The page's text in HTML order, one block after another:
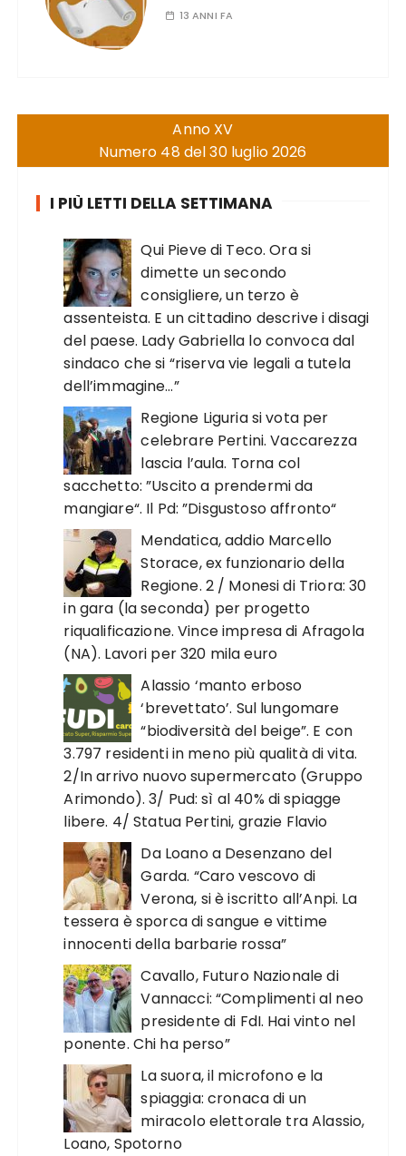
13 ANNI FA
Anno XV
Numero 48 del 30 luglio 2026
I PIÙ LETTI DELLA SETTIMANA
Qui Pieve di Teco. Ora si
dimette un secondo
consigliere, un terzo è
assenteista. E un cittadino descrive i disagi
del paese. Lady Gabriella lo convoca dal
sindaco che si “riserva vie legali a tutela
dell’immagine…”
Regione Liguria si vota per
celebrare Pertini. Vaccarezza
lascia l’aula. Torna col
sacchetto: ”Uscito a prendermi da
mangiare“. Il Pd: ”Disgustoso affronto“
Mendatica, addio Marcello
Storace, ex funzionario della
Regione. 2 / Monesi di Triora: 30
in gara (la seconda) per progetto
riqualificazione. Vince impresa di Afragola
(NA). Lavori per 320 mila euro
Alassio ‘manto erboso
‘brevettato’. Sul lungomare
“biodiversità del beige”. E con
3.797 residenti in meno più qualità di vita.
2/In arrivo nuovo supermercato (Gruppo
Arimondo). 3/ Pud: sì al 40% di spiagge
libere. 4/ Statua Pertini, grazie Flavio
Da Loano a Desenzano del
Garda. “Caro vescovo di
Verona, si è iscritto all’Anpi. La
tessera è sporca di sangue e vittime
innocenti della barbarie rossa”
Cavallo, Futuro Nazionale di
Vannacci: “Complimenti al neo
presidente di FdI. Hai vinto nel
ponente. Chi ha perso”
La suora, il microfono e la
spiaggia: cronaca di un
miracolo elettorale tra Alassio,
Loano, Spotorno